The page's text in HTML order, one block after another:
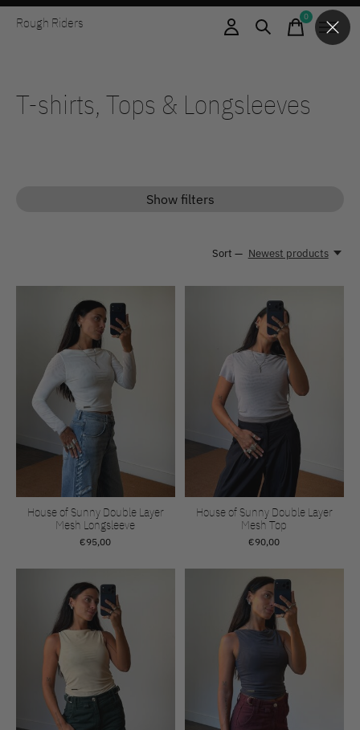
Rough Riders 0items
T-shirts, Tops & Longsleeves
Show filters
Sort — Newest products
House of Sunny Double Layer
Mesh Longsleeve
€95,00
House of Sunny Double Layer
Mesh Top
€90,00